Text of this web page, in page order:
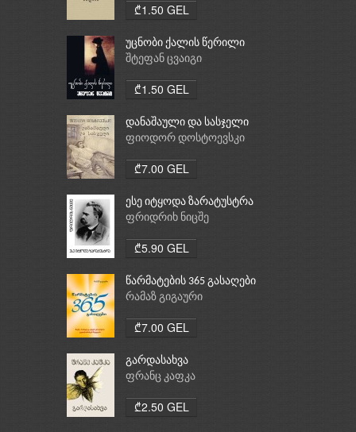
₾1.50 GEL
უცნობი ქალის წერილი
შტეფან ცვაიგი
₾1.50 GEL
დანაშაული და სასჯელი
ფიოდორ დოსტოევსკი
₾7.00 GEL
ესე იტყოდა ზარატუსტრა
ფრიდრიხ ნიცშე
₾5.90 GEL
წარმატების 365 გასაღები
რამაზ გიგაური
₾7.00 GEL
გარდასახვა
ფრანც კაფკა
₾2.50 GEL